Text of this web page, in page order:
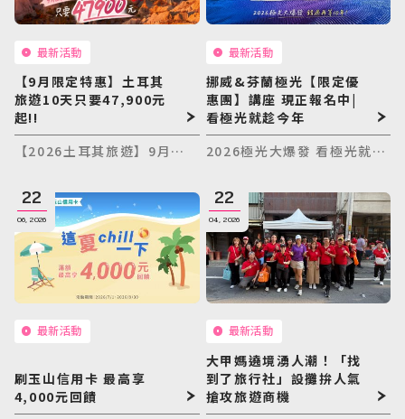
最新活動
【9月限定特惠】土耳其
旅遊10天只要47,900元
起!!
【2026土耳其旅遊】9月限
飛，一次暢遊棉堡、卡帕多奇
亞、番紅花城 2026土耳其旅
遊推薦｜9月限定優惠，現在
就是出發土耳其的最佳時機！
最新活動
挪威&芬蘭極光【限定優
惠團】講座 現正報名中|
看極光就趁今年
2026極光大爆發 看極光就趁
22
06, 2026
最新活動
刷玉山信用卡 最高享
4,000元回饋
22
04, 2026
最新活動
大甲媽遶境湧人潮！「找
到了旅行社」設攤拚人氣
搶攻旅遊商機